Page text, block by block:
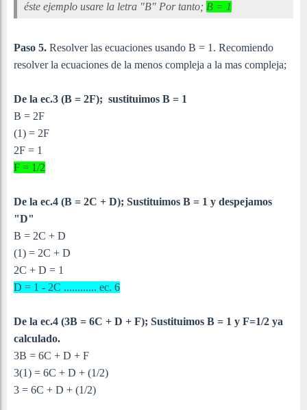
éste ejemplo usare la letra "B" Por tanto; B = 1
Paso 5. Resolver las ecuaciones usando B = 1. Recomiendo
resolver la ecuaciones de la menos compleja a la mas compleja;
De la ec.3 (B = 2F); sustituimos B = 1
B = 2F
(1) = 2F
2F = 1
F = 1/2
De la ec.4 (B = 2C + D); Sustituimos B = 1 y despejamos
"D"
B = 2C + D
(1) = 2C + D
2C + D = 1
D = 1 - 2C ............ ec. 6
De la ec.4 (3B = 6C + D + F); Sustituimos B = 1 y F=1/2 ya
calculado.
3B = 6C + D + F
3(1) = 6C + D + (1/2)
3 = 6C + D + (1/2)